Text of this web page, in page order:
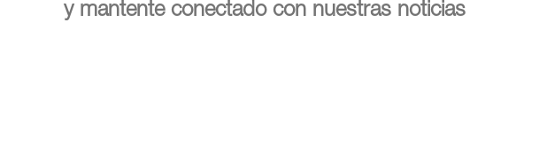
y mantente conectado con nuestras noticias